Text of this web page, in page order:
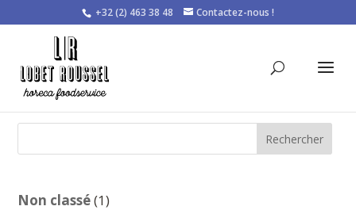
+32 (2) 463 38 48 Contactez-nous !
Rechercher
Non classé 11